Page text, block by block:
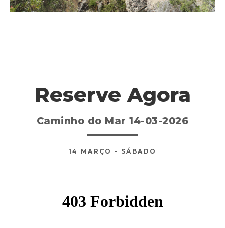
Reserve Agora
Caminho do Mar 14-03-2026
14 MARÇO - SÁBADO